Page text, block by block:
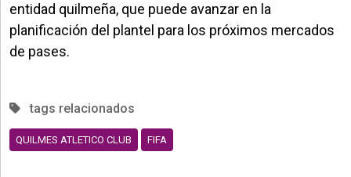
entidad quilmeña, que puede avanzar en la
planificación del plantel para los próximos mercados
de pases.
tags relacionados
QUILMES ATLETICO CLUB FIFA